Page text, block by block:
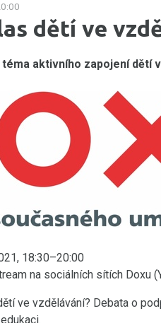
dětí ve
aktivního zapojení dětí
18:30–20:00
na sociálních sítích Doxu
ve vzdělávání? Debata o